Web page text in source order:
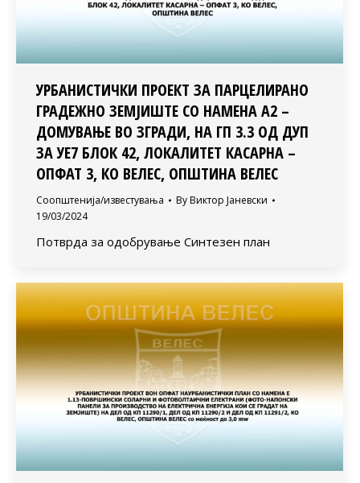
УРБАНИСТИЧКИ ПРОЕКТ ЗА ПАРЦЕЛИРАНО
ГРАДЕЖНО ЗЕМЈИШТЕ СО НАМЕНА А2 –
ДОМУВАЊЕ ВО ЗГРАДИ, НА ГП 3.3 ОД ДУП
ЗА УЕ7 БЛОК 42, ЛОКАЛИТЕТ КАСАРНА –
ОПФАТ 3, КО ВЕЛЕС, ОПШТИНА ВЕЛЕС
Соопштенија/известувања By Виктор Јаневски
19/03/2024
Потврда за одобрување Синтезен план